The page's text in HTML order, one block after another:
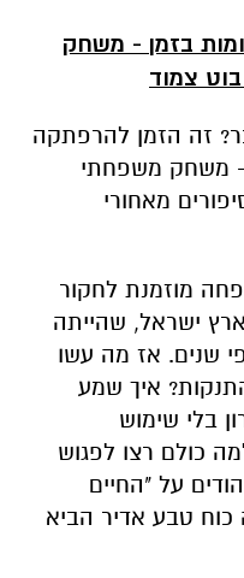
שנים. אז מה עשו
איך שמע
כולם רצו לפגוש
על "החיים
טבע אדיר הביא
צעד שתעשו –
ובוט מיוחד שמלווה
– תוכלו לגלות
בשיתוף עם
התפוצות